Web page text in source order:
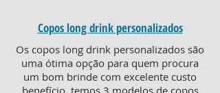
Copos long drink personalizados
Os copos long drink personalizados são
uma ótima opção para quem procura
um bom brinde com excelente custo
benefício, temos 3 modelos de copos